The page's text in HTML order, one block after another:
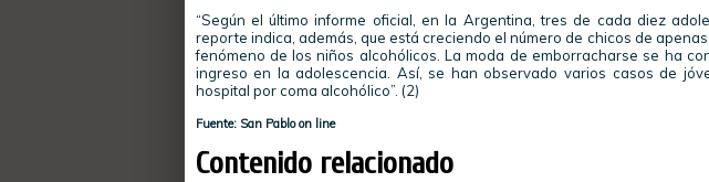
“Según el último informe oficial, en la Argentina, tres de cada diez
reporte indica, además, que está creciendo el número de chicos de
fenómeno de los niños alcohólicos. La moda de emborracharse se ha
ingreso en la adolescencia. Así, se han observado varios casos de
hospital por coma alcohólico”. (2)
Fuente: San Pablo on line
Contenido relacionado